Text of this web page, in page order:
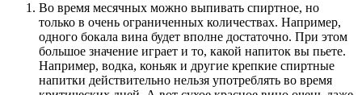
Во время месячных можно выпивать спиртное, но
только в очень ограниченных количествах. Например,
одного бокала вина будет вполне достаточно. При этом
большое значение играет и то, какой напиток вы пьете.
Например, водка, коньяк и другие крепкие спиртные
напитки действительно нельзя употреблять во время